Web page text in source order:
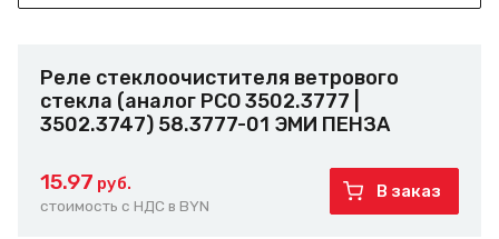
Реле стеклоочистителя ветрового
стекла (аналог РСО 3502.3777 |
3502.3747) 58.3777-01 ЭМИ ПЕНЗА
15.97 руб.
стоимость с НДС в BYN
В заказ